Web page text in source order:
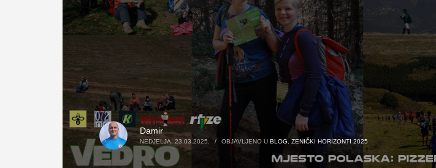
Damir
NEDJELJA, 23.03.2025. / OBJAVLJENO U BLOG ZENIČKI HORIZONTI 2025